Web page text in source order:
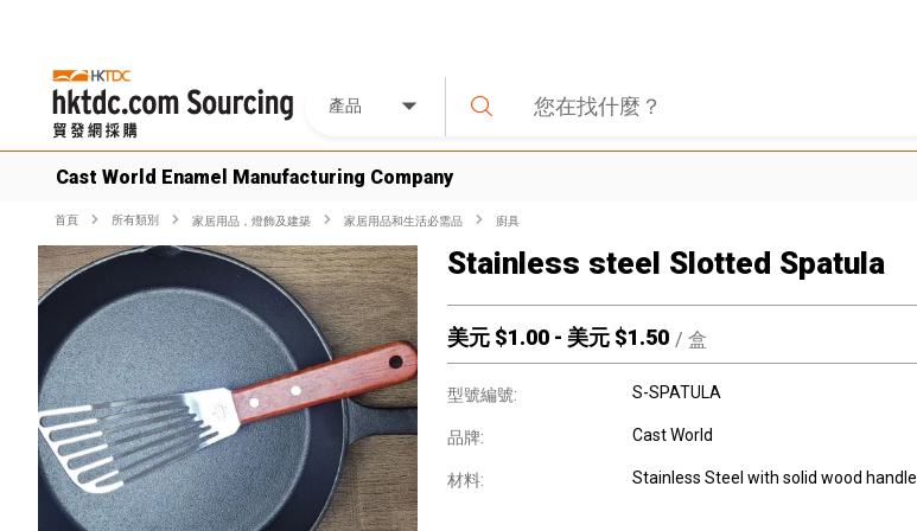
產品
Cast World Enamel Manufacturing Company
首頁 所有類別 家居用品，燈飾及建築 家居用品和生活必需品 廚具
Stainless steel Slotted Spatula
美元 $1.00 - 美元 $1.50 / 盒
型號編號: S-SPATULA
品牌: Cast World
材料: Stainless Steel with solid wood handle